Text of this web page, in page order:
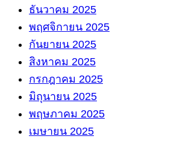
ธันวาคม 2025
พฤศจิกายน 2025
กันยายน 2025
สิงหาคม 2025
กรกฎาคม 2025
มิถุนายน 2025
พฤษภาคม 2025
เมษายน 2025